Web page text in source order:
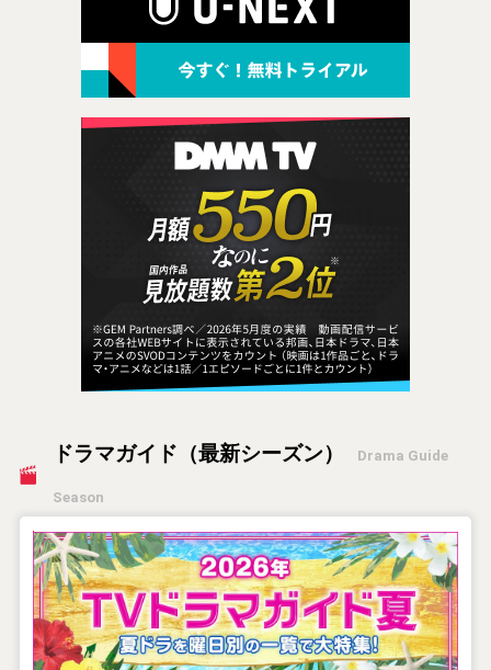
ドラマガイド（最新シーズン） Drama Guide
Season
【2026年夏】TVドラマガイド